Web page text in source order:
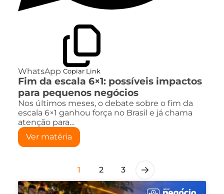
WhatsApp Copiar Link
Fim da escala 6×1: possíveis impactos
para pequenos negócios
Nos últimos meses, o debate sobre o fim da
escala 6×1 ganhou força no Brasil e já chama
atenção para…
Ver matéria
1 2 3